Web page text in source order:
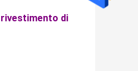
di